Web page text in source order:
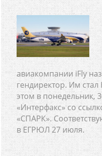
авиакомпании iFly
гендиректор. Им
этом в понедельник,
«Интерфакс» со
«СПАРК».
в ЕГРЮЛ 27 июля.